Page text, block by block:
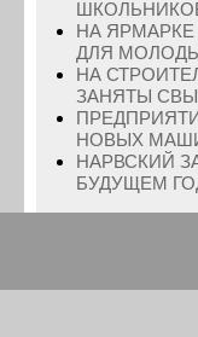
НА ЯРМАРКЕ
ДЛЯ
НА
ЗАНЯТЫ
НОВЫХ
НАРВСКИЙ
БУДУЩЕМ